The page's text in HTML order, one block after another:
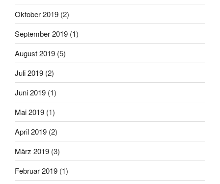
Oktober 2019 (2)
September 2019 (1)
August 2019 (5)
Juli 2019 (2)
Juni 2019 (1)
Mai 2019 (1)
April 2019 (2)
März 2019 (3)
Februar 2019 (1)